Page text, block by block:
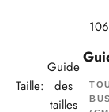
Taille:
Guide
des
tailles